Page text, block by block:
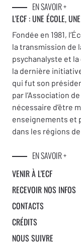
EN SAVOIR +
L'ECF : UNE ÉCOLE,
Fondée en 1981,
la transmission de
psychanalyste et
la dernière
qui fut son
par l’Association
nécessaire d’être
enseignements et
dans les régions de
EN SAVOIR +
VENIR À L’ECF
RECEVOIR NOS INFOS
CONTACTS
CRÉDITS
NOUS SUIVRE